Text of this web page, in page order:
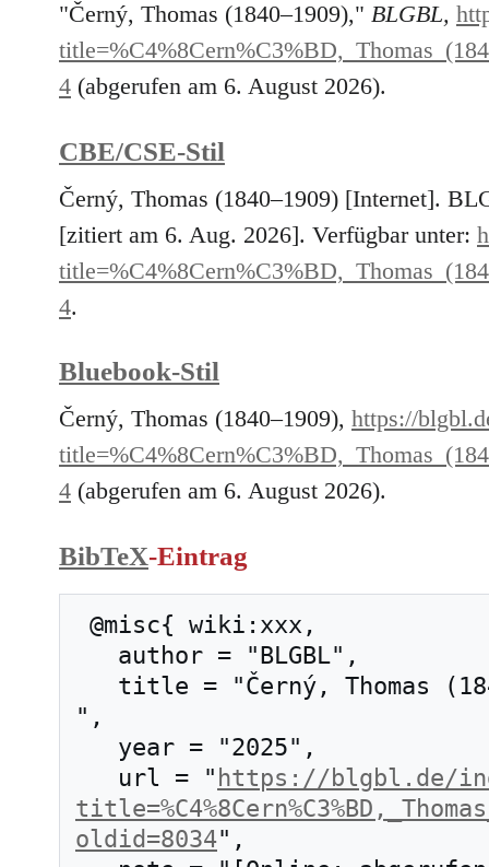
"Černý, Thomas (1840–1909)," BLGBL,
4 (abgerufen am 6. August 2026).
CBE/CSE-Stil
Černý, Thomas (1840–1909) [Internet].
[zitiert am 6. Aug. 2026]. Verfügbar unter:
4.
Bluebook-Stil
Černý, Thomas (1840–1909), https://
4 (abgerufen am 6. August 2026).
BibTeX-Eintrag
",
   url = "
https://blgbl.de/
oldid=8034",